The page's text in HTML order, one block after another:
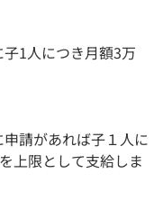
1人につき月額3万
請があれば子１人に
上限として支給しま